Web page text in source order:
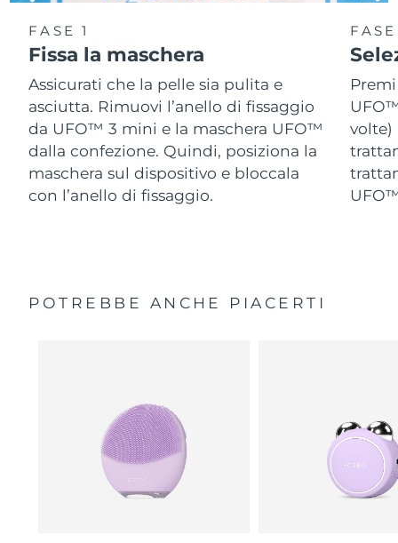
FASE 1
Fissa la maschera
Assicurati che la pelle sia pulita e
asciutta. Rimuovi l’anello di fissaggio
da UFO™ 3 mini e la maschera UFO™
dalla confezione. Quindi, posiziona la
maschera sul dispositivo e bloccala
con l’anello di fissaggio.
volte)
POTREBBE ANCHE PIACERTI